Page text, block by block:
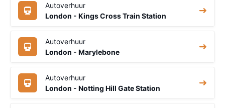
Autoverhuur
London - Kings Cross Train Station
Autoverhuur
London - Marylebone
Autoverhuur
London - Notting Hill Gate Station